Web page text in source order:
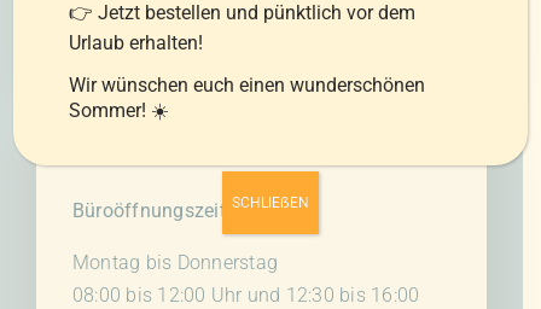
08:00 bis 12:00 Uhr
Büroöffnungszeiten:
Montag bis Donnerstag
08:00 bis 12:00 Uhr und 12:30 bis 16:00
👉 Jetzt bestellen und pünktlich vor dem
Urlaub erhalten!
Wir wünschen euch einen wunderschönen
Sommer! ☀️
SCHLIEẞEN